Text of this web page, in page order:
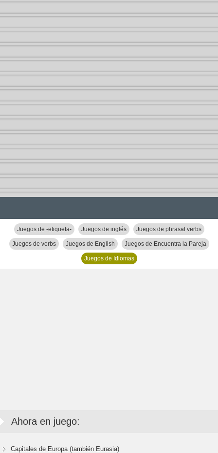
Juegos de -etiqueta- Juegos de inglés Juegos de phrasal verbs
Juegos de verbs Juegos de English Juegos de Encuentra la Pareja
Juegos de Idiomas
Ahora en juego:
Capitales de Europa (también Eurasia)